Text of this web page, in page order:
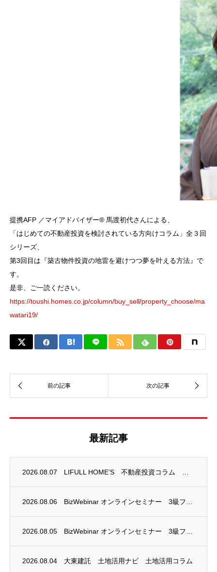
提携AFP ／マイアドバイザー® 馬渡初代さんによる、
「はじめての不動産投資を検討されている方向けコラム」全３回
シリーズ、
第3回目は『築古物件投資の地雷を避けつつ夢を叶える方法』で
す。
是非、ご一読ください。
https://toushi.homes.co.jp/column/buy_sell/property_choose/ma
watari19/
最新記事
2026.08.07 LIFULL HOME’S 不動産投資コラム 掲載のお知らせ
2026.08.06 BizWebinar オンラインセミナー 3級ファイナンシャル・プランニング技能士試験...
2026.08.05 BizWebinar オンラインセミナー 3級ファイナンシャル・プランニング技能士試験...
2026.08.04 大東建託 土地活用ナビ 土地活用コラム